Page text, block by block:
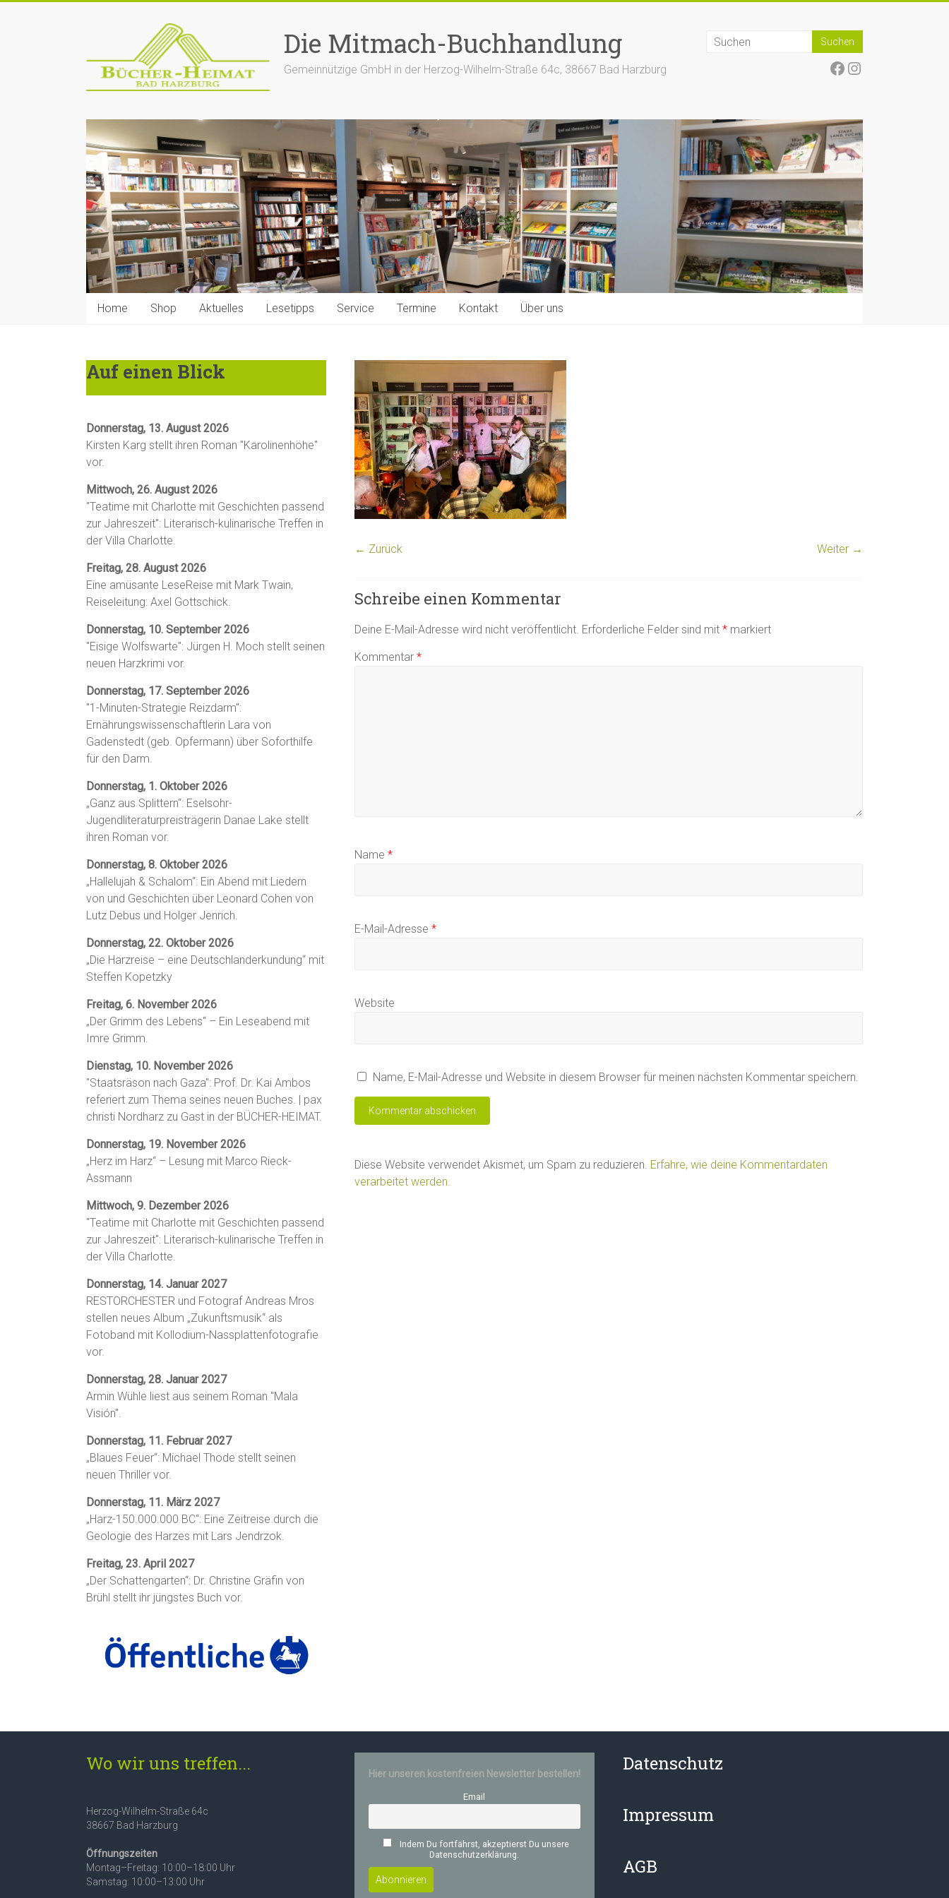
Die Mitmach-Buchhandlung
Gemeinnützige GmbH in der Herzog-Wilhelm-Straße 64c, 38667 Bad Harzburg Facebook
Instagram
Home Shop Aktuelles Lesetipps Service Termine Kontakt Über uns
← Zurück Weiter →
Schreibe einen Kommentar
Deine E-Mail-Adresse wird nicht veröffentlicht. Erforderliche Felder sind mit * markiert
Kommentar *
Name *
E-Mail-Adresse *
Website
Name, E-Mail-Adresse und Website in diesem Browser für meinen nächsten Kommentar speichern.
Diese Website verwendet Akismet, um Spam zu reduzieren. Erfahre, wie deine Kommentardaten
verarbeitet werden.
Auf einen Blick
Donnerstag, 13. August 2026
Kirsten Karg stellt ihren Roman "Karolinenhöhe"
vor.
Mittwoch, 26. August 2026
"Teatime mit Charlotte mit Geschichten passend
zur Jahreszeit": Literarisch-kulinarische Treffen in
der Villa Charlotte.
Freitag, 28. August 2026
Eine amüsante LeseReise mit Mark Twain,
Reiseleitung: Axel Gottschick.
Donnerstag, 10. September 2026
"Eisige Wolfswarte": Jürgen H. Moch stellt seinen
neuen Harzkrimi vor.
Donnerstag, 17. September 2026
"1-Minuten-Strategie Reizdarm":
Ernährungswissenschaftlerin Lara von
Gadenstedt (geb. Opfermann) über Soforthilfe
für den Darm.
Donnerstag, 1. Oktober 2026
„Ganz aus Splittern“: Eselsohr-
Jugendliteraturpreisträgerin Danae Lake stellt
ihren Roman vor.
Donnerstag, 8. Oktober 2026
„Hallelujah & Schalom“: Ein Abend mit Liedern
von und Geschichten über Leonard Cohen von
Lutz Debus und Holger Jenrich.
Donnerstag, 22. Oktober 2026
„Die Harzreise – eine Deutschlanderkundung“ mit
Steffen Kopetzky
Freitag, 6. November 2026
„Der Grimm des Lebens“ – Ein Leseabend mit
Imre Grimm.
Dienstag, 10. November 2026
"Staatsräson nach Gaza": Prof. Dr. Kai Ambos
referiert zum Thema seines neuen Buches. | pax
christi Nordharz zu Gast in der BÜCHER-HEIMAT.
Donnerstag, 19. November 2026
„Herz im Harz“ – Lesung mit Marco Rieck-
Assmann
Mittwoch, 9. Dezember 2026
"Teatime mit Charlotte mit Geschichten passend
zur Jahreszeit": Literarisch-kulinarische Treffen in
der Villa Charlotte.
Donnerstag, 14. Januar 2027
RESTORCHESTER und Fotograf Andreas Mros
stellen neues Album „Zukunftsmusik“ als
Fotoband mit Kollodium-Nassplattenfotografie
vor.
Donnerstag, 28. Januar 2027
Armin Wühle liest aus seinem Roman "Mala
Visión".
Donnerstag, 11. Februar 2027
„Blaues Feuer“: Michael Thode stellt seinen
neuen Thriller vor.
Donnerstag, 11. März 2027
„Harz-150.000.000 BC“: Eine Zeitreise durch die
Geologie des Harzes mit Lars Jendrzok.
Freitag, 23. April 2027
„Der Schattengarten“: Dr. Christine Gräfin von
Brühl stellt ihr jüngstes Buch vor.
Wo wir uns treffen...
Herzog-Wilhelm-Straße 64c
38667 Bad Harzburg
Öffnungszeiten
Montag–Freitag: 10:00–18:00 Uhr
Samstag: 10:00–13:00 Uhr
Hier unseren kostenfreien Newsletter bestellen!
Email
Indem Du fortfährst, akzeptierst Du unsere
Datenschutzerklärung.
Datenschutz
Impressum
AGB